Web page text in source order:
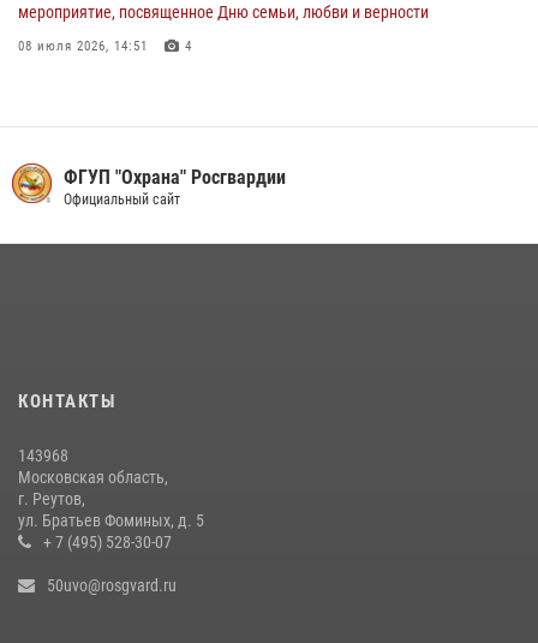
мероприятие, посвященное Дню семьи, любви и верности
08 июля 2026, 14:51 4
19 июля 2026, 06:00 2
Росгвардейцы пресекли кражу на крупную сумму с охраняемого
объекта в Подмосковье (видео)
16 июля 2026, 09:30
ФГУП "Охрана" Росгвардии
Официальный сайт
КОНТАКТЫ
143968
Московская область,
г. Реутов,
ул. Братьев Фоминых, д. 5
+ 7 (495) 528-30-07
50uvo@rosgvard.ru